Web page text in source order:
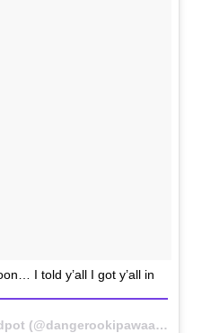
I told y’all I got y’all in
Une photo publiée par gwadpot (@dangerookipawaa) le